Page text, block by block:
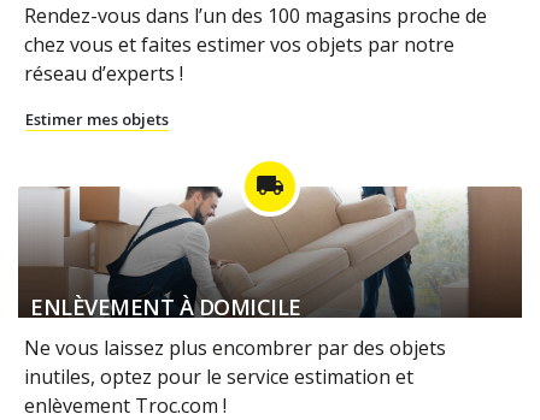
Rendez-vous dans l’un des 100 magasins proche de
chez vous et faites estimer vos objets par notre
réseau d’experts !
Estimer mes objets
local_shipping
ENLÈVEMENT À DOMICILE
Ne vous laissez plus encombrer par des objets
inutiles, optez pour le service estimation et
enlèvement Troc.com !